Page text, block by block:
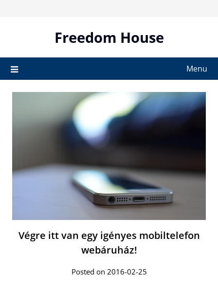
Freedom House
Menu
Végre itt van egy igényes mobiltelefon
webáruház!
Posted on 2016-02-25